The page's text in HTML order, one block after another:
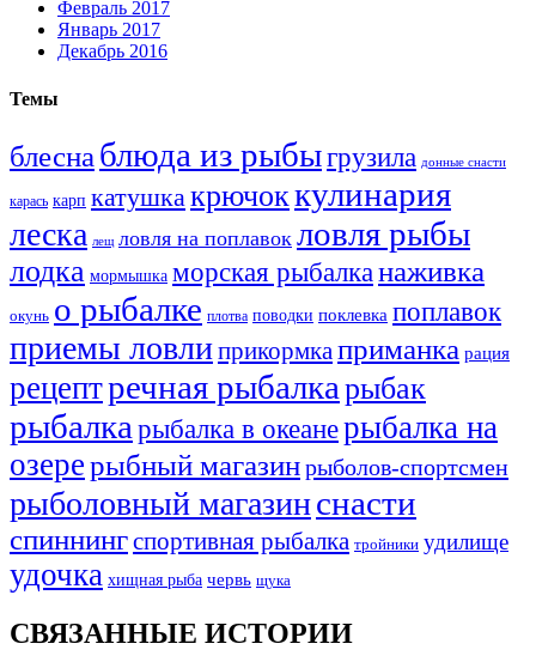
Февраль 2017
Январь 2017
Декабрь 2016
Темы
блесна блюда из рыбыгрузила донные снасти
карась карп катушкакрючоккулинария
леска лещ ловля на поплавок ловля рыбы
лодка мормышка морская рыбалканаживка
окунь о рыбалке плотва поводки поклевка поплавок
приемы ловлиприкормкаприманка рация
рецептречная рыбалка рыбак
рыбалка рыбалка в океанерыбалка на
озерерыбный магазинрыболов-спортсмен
рыболовный магазинснасти
спиннингспортивная рыбалка тройники удилище
удочка хищная рыба червь щука
СВЯЗАННЫЕ ИСТОРИИ